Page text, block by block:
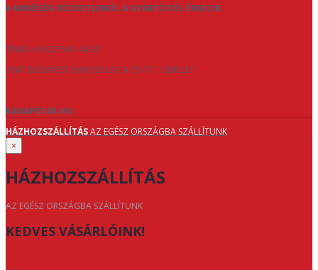
A MINŐSÉG KÖZVETLENÜL A GYÁRTÓTÓL ÉRKEZIK.
TÍMEA +36 20 561 46 33
1047 BUDAPEST BAROSS UTCA 75-77. 1 EMELET
KANAPETAR.HU
HÁZHOZSZÁLLÍTÁSAZ EGÉSZ ORSZÁGBA SZÁLLÍTUNK
×
HÁZHOZSZÁLLÍTÁS
AZ EGÉSZ ORSZÁGBA SZÁLLÍTUNK
KEDVES VÁSÁRLÓINK!